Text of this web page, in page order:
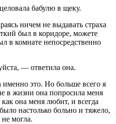
бабулю в щеку.
ничем не выдавать страха
был в коридоре, можете
в комнате непосредственно
— ответила она.
это. Но больше всего я
в жизни она попросила меня
она меня любит, и всегда
настолько больно и тяжело,
не могла.